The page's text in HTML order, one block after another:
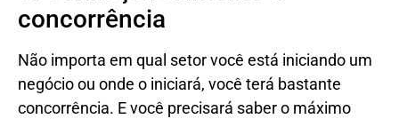
concorrência
Não importa em qual setor você está iniciando um
negócio ou onde o iniciará, você terá bastante
concorrência. E você precisará saber o máximo